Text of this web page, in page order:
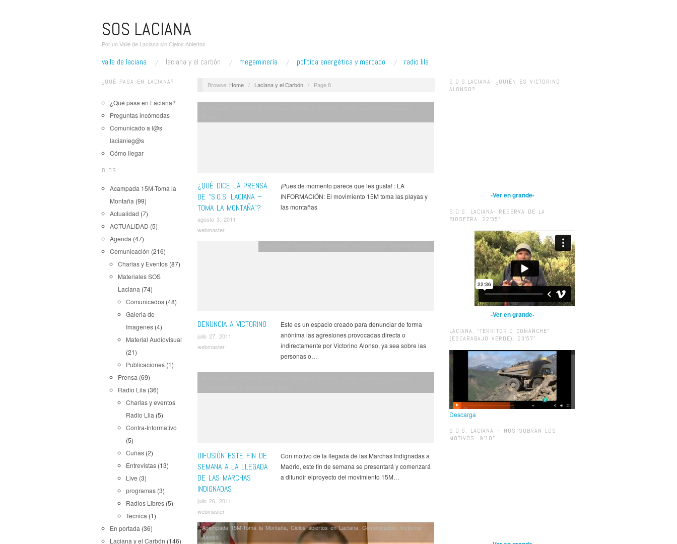
SOS LACIANA
Por un Valle de Laciana sin Cielos Abiertos
valle de laciana laciana y el carbón megaminería política energética y mercado radio lila
¿QUÉ PASA EN LACIANA?
¿Qué pasa en Laciana?
Preguntas incómodas
Comunicado a l@s
lacianieg@s
Cómo llegar
BLOG
Acampada 15M-Toma la
Montaña (99)
Actualidad (7)
ACTUALIDAD (5)
Agenda (47)
Comunicación (216)
Charlas y Eventos (87)
Materiales SOS
Laciana (74)
Comunicados (48)
Galeria de
Imagenes (4)
Material Audiovisual
(21)
Publicaciones (1)
Prensa (69)
Radio Lila (36)
Charlas y eventos
Radio Lila (5)
Contra-Informativo
(5)
Cuñas (2)
Entrevistas (13)
Live (3)
programas (3)
Radios Libres (5)
Tecnica (1)
En portada (36)
Laciana y el Carbón (146)
Browse: Home / Laciana y el Carbón / Page 8
¿QUÉ DICE LA PRENSA
DE “S.O.S. LACIANA –
TOMA LA MONTAÑA”?
agosto 3, 2011
webmaster
¡Pues de momento parece que les gusta! : LA
INFORMACIÓN: El movimiento 15M toma las playas y
las montañas
DENUNCIA A VICTORINO
julio 27, 2011
webmaster
Este es un espacio creado para denunciar de forma
anónima las agresiones provocadas directa o
indirectamente por Victorino Alonso, ya sea sobre las
personas o…
DIFUSIÓN ESTE FIN DE
SEMANA A LA LLEGADA
DE LAS MARCHAS
INDIGNADAS
julio 26, 2011
webmaster
Con motivo de la llegada de las Marchas Indignadas a
Madrid, este fin de semana se presentará y comenzará
a difundir elproyecto del movimiento 15M…
Acampada 15M-Toma la Montaña, Cielos abiertos en Laciana, Comunicados, Victorino
Alonso
S.O.S.LACIANA- ¿QUIÉN ES VICTORINO
ALONSO?
-Ver en grande-
S.O.S. LACIANA- RESERVA DE LA
BIOSFERA. 22’35”
-Ver en grande-
LACIANA, “TERRITORIO COMANCHE”
(ESCARABAJO VERDE). 23’57”
Descarga
S.O.S. LACIANA – NOS SOBRAN LOS
MOTIVOS. 9’10”